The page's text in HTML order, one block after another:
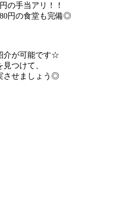
の手当アリ！！
円の食堂も完備◎
介が可能です☆
つけて、
させましょう◎